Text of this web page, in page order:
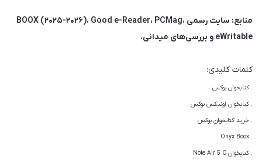
منابع: سایت رسمی BOOX (۲۰۲۵-۲۰۲۶)، Good e-Reader، PCMag،
eWritable و بررسی‌های میدانی.
کلمات کلیدی:
. کتابخوان بوکس
. کتابخوان اونیکس بوکس
. خرید کتابخوان بوکس
. Onyx Boox
. کتابخوان Note Air 5 C